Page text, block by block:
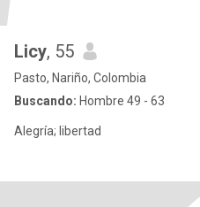
Licy, 55
Pasto, Nariño, Colombia
Buscando: Hombre 49 - 63
Alegría; libertad